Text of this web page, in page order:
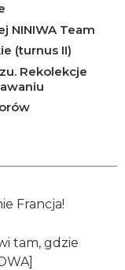
NINIWA Team
(turnus II)
Rekolekcje
Francja!
tam, gdzie